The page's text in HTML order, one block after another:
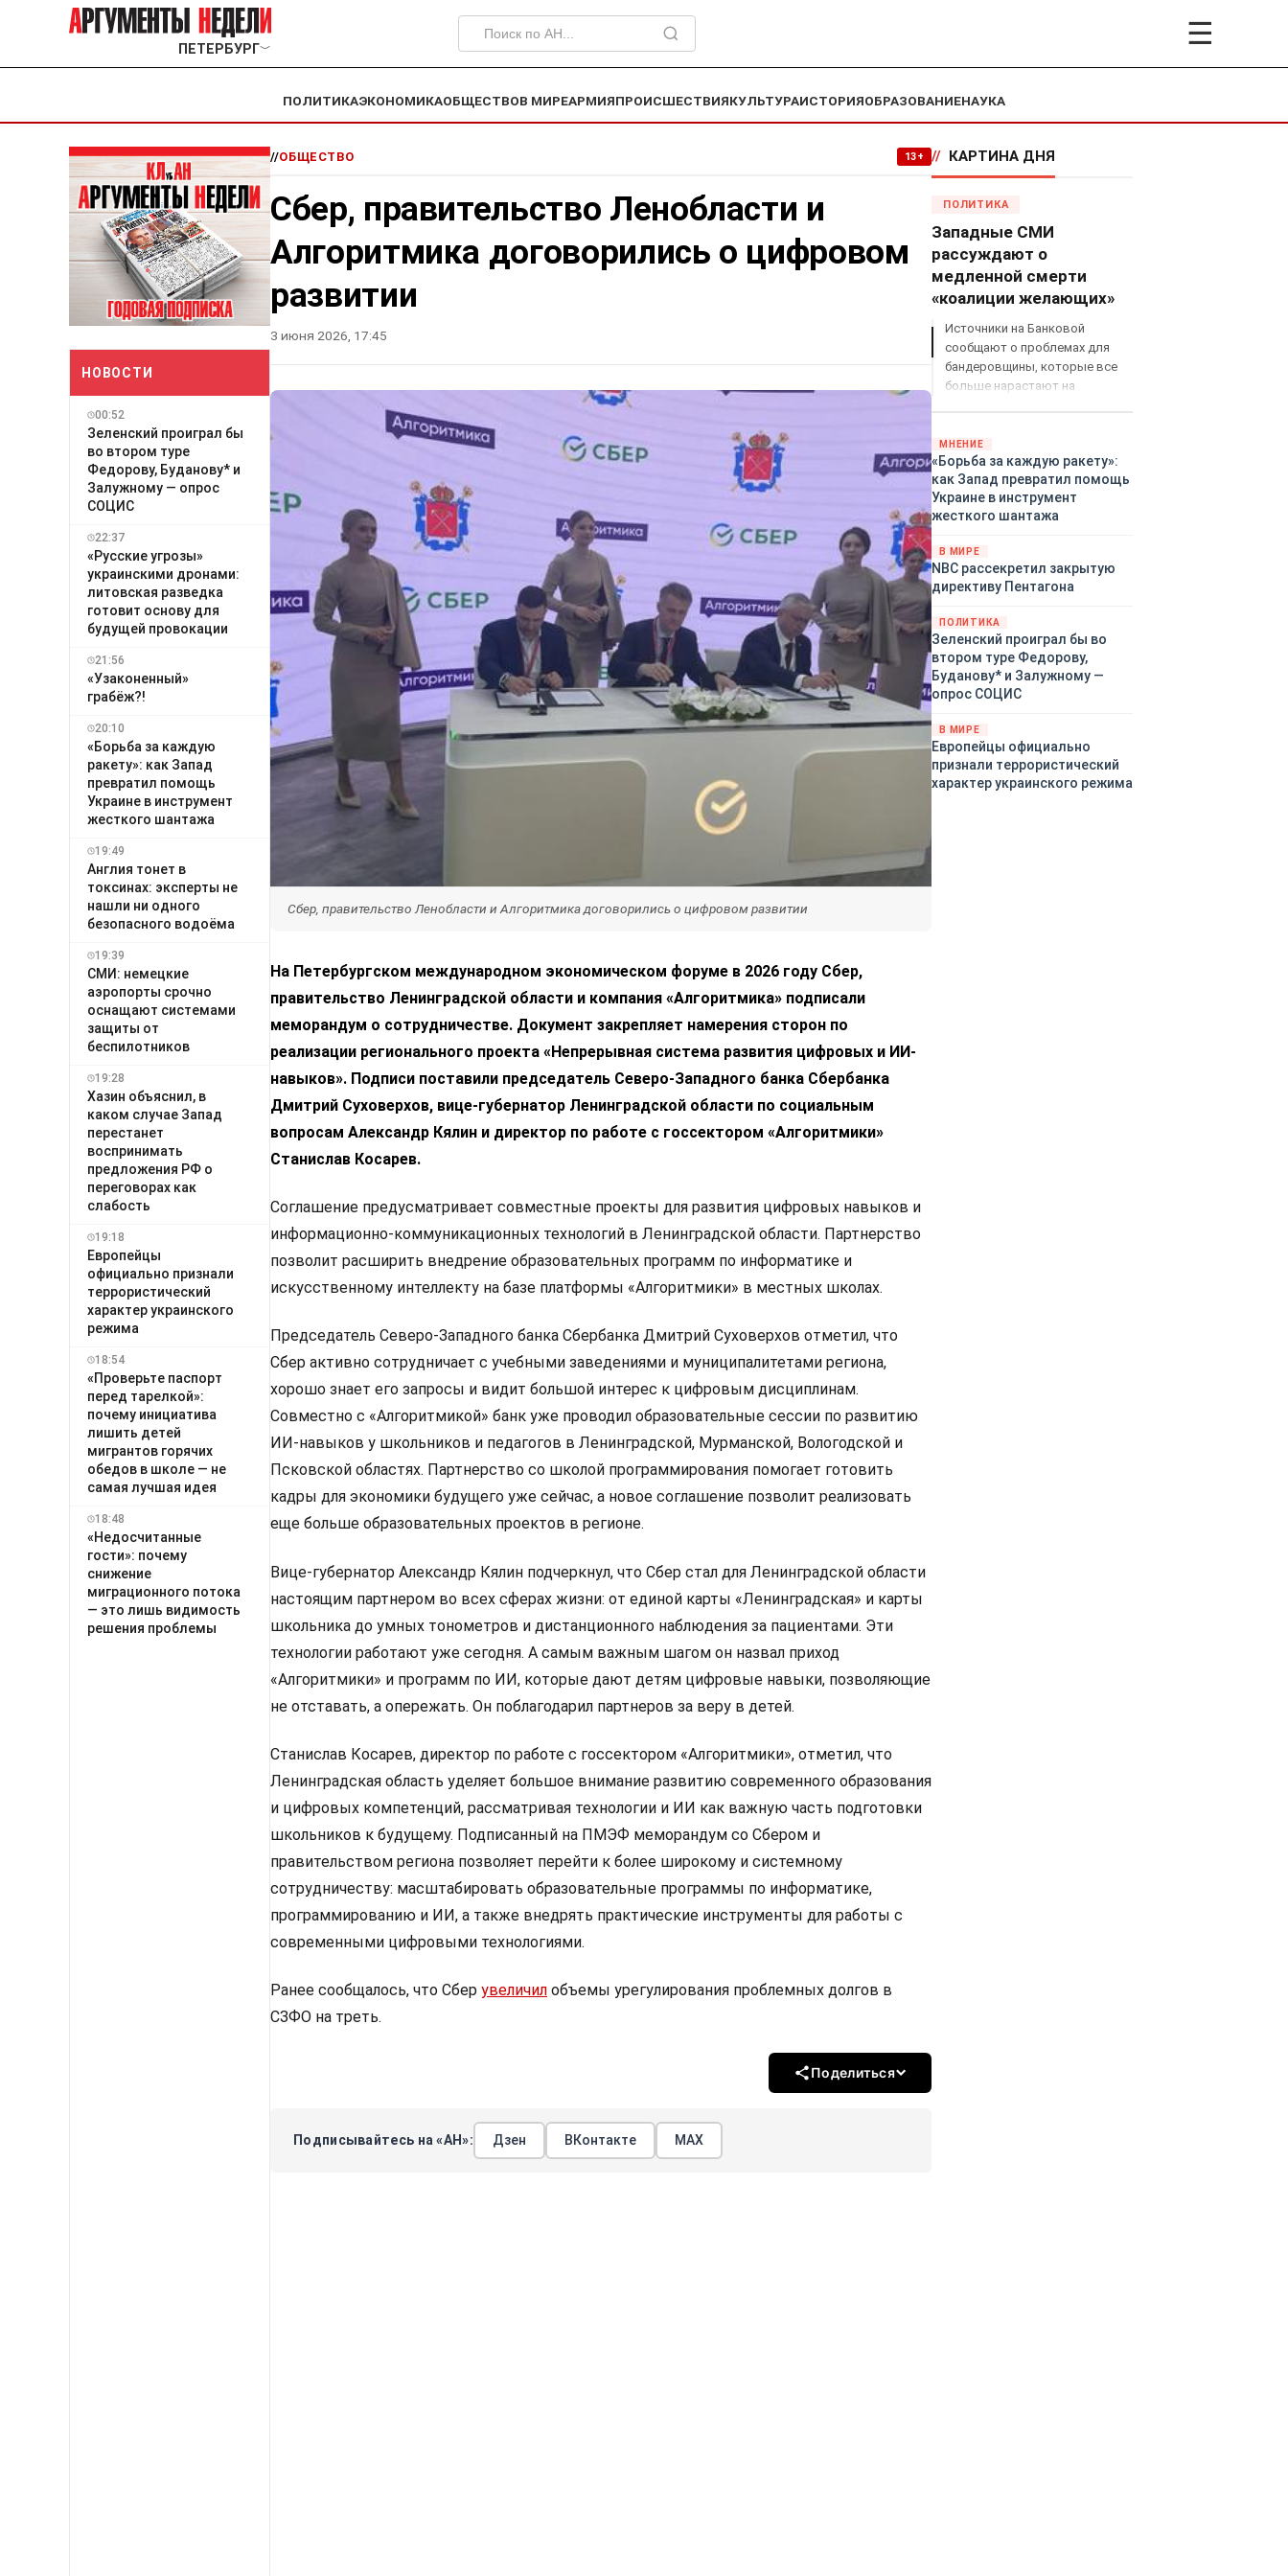
ПЕТЕРБУРГ﹀ ☰
ПОЛИТИКАЭКОНОМИКАОБЩЕСТВОВ МИРЕАРМИЯПРОИСШЕСТВИЯКУЛЬТУРАИСТОРИЯОБРАЗОВАНИЕНАУКА
НОВОСТИ
00:52
Зеленский проиграл бы
во втором туре
Федорову, Буданову* и
Залужному — опрос
СОЦИС
22:37
«Русские угрозы»
украинскими дронами:
литовская разведка
готовит основу для
будущей провокации
21:56
«Узаконенный»
грабёж?!
20:10
«Борьба за каждую
ракету»: как Запад
превратил помощь
Украине в инструмент
жесткого шантажа
19:49
Англия тонет в
токсинах: эксперты не
нашли ни одного
безопасного водоёма
19:39
СМИ: немецкие
аэропорты срочно
оснащают системами
защиты от
беспилотников
19:28
Хазин объяснил, в
каком случае Запад
перестанет
воспринимать
предложения РФ о
переговорах как
слабость
19:18
Европейцы
официально признали
террористический
характер украинского
режима
18:54
«Проверьте паспорт
перед тарелкой»:
почему инициатива
лишить детей
мигрантов горячих
обедов в школе — не
самая лучшая идея
18:48
«Недосчитанные
гости»: почему
снижение
миграционного потока
— это лишь видимость
решения проблемы
//ОБЩЕСТВО 13+
Сбер, правительство Ленобласти и
Алгоритмика договорились о цифровом
развитии
3 июня 2026, 17:45
Сбер, правительство Ленобласти и Алгоритмика договорились о цифровом развитии
На Петербургском международном экономическом форуме в 2026 году Сбер,
правительство Ленинградской области и компания «Алгоритмика» подписали
меморандум о сотрудничестве. Документ закрепляет намерения сторон по
реализации регионального проекта «Непрерывная система развития цифровых и ИИ-
навыков». Подписи поставили председатель Северо-Западного банка Сбербанка
Дмитрий Суховерхов, вице-губернатор Ленинградской области по социальным
вопросам Александр Кялин и директор по работе с госсектором «Алгоритмики»
Станислав Косарев.
Соглашение предусматривает совместные проекты для развития цифровых навыков и
информационно-коммуникационных технологий в Ленинградской области. Партнерство
позволит расширить внедрение образовательных программ по информатике и
искусственному интеллекту на базе платформы «Алгоритмики» в местных школах.
Председатель Северо-Западного банка Сбербанка Дмитрий Суховерхов отметил, что
Сбер активно сотрудничает с учебными заведениями и муниципалитетами региона,
хорошо знает его запросы и видит большой интерес к цифровым дисциплинам.
Совместно с «Алгоритмикой» банк уже проводил образовательные сессии по развитию
ИИ-навыков у школьников и педагогов в Ленинградской, Мурманской, Вологодской и
Псковской областях. Партнерство со школой программирования помогает готовить
кадры для экономики будущего уже сейчас, а новое соглашение позволит реализовать
еще больше образовательных проектов в регионе.
Вице-губернатор Александр Кялин подчеркнул, что Сбер стал для Ленинградской области
настоящим партнером во всех сферах жизни: от единой карты «Ленинградская» и карты
школьника до умных тонометров и дистанционного наблюдения за пациентами. Эти
технологии работают уже сегодня. А самым важным шагом он назвал приход
«Алгоритмики» и программ по ИИ, которые дают детям цифровые навыки, позволяющие
не отставать, а опережать. Он поблагодарил партнеров за веру в детей.
Станислав Косарев, директор по работе с госсектором «Алгоритмики», отметил, что
Ленинградская область уделяет большое внимание развитию современного образования
и цифровых компетенций, рассматривая технологии и ИИ как важную часть подготовки
школьников к будущему. Подписанный на ПМЭФ меморандум со Сбером и
правительством региона позволяет перейти к более широкому и системному
сотрудничеству: масштабировать образовательные программы по информатике,
программированию и ИИ, а также внедрять практические инструменты для работы с
современными цифровыми технологиями.
Ранее сообщалось, что Сбер увеличил объемы урегулирования проблемных долгов в
СЗФО на треть.
Поделиться
Подписывайтесь на «АН»: Дзен ВКонтакте МАХ
// КАРТИНА ДНЯ
ПОЛИТИКА
Западные СМИ
рассуждают о
медленной смерти
«коалиции желающих»
Источники на Банковой
сообщают о проблемах для
бандеровщины, которые все
больше нарастают на
«страны 404» в следующем
году. Однако киевские
временщики не торопятся
заключать мир - ведь есть
поддержка в ЕС.
Британии и Германии, выборы
во Франции могут полностью
изменить геополитический
ландшафт в мире, пока
Зеленский ожидает выборов
в США.
МНЕНИЕ
«Борьба за каждую ракету»:
как Запад превратил помощь
Украине в инструмент
жесткого шантажа
В МИРЕ
NBC рассекретил закрытую
директиву Пентагона
ПОЛИТИКА
Зеленский проиграл бы во
втором туре Федорову,
Буданову* и Залужному —
опрос СОЦИС
В МИРЕ
Европейцы официально
признали террористический
характер украинского режима